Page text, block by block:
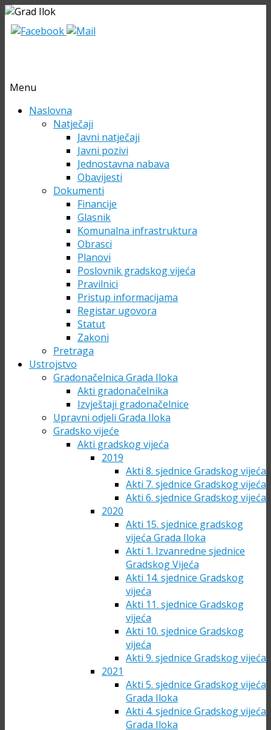
Menu
Skip Naslovna
Natječaji
Javni natječaji
Javni pozivi
Jednostavna nabava
Obavijesti
Dokumenti
Financije
Glasnik
Komunalna infrastruktura
Obrasci
Planovi
Poslovnik gradskog vijeća
Pravilnici
Pristup informacijama
Registar ugovora
Statut
Zakoni
Pretraga
Ustrojstvo
Gradonačelnica Grada Iloka
Akti gradonačelnika
Izvještaji gradonačelnice
Upravni odjeli Grada Iloka
Gradsko vijeće
Akti gradskog vijeća
2019
Akti 8. sjednice Gradskog vijeća
Akti 7. sjednice Gradskog vijeća
Akti 6. sjednice Gradskog vijeća
2020
Akti 15. sjednice gradskog
vijeća Grada Iloka
Akti 1. Izvanredne sjednice
Gradskog Vijeća
Akti 14. sjednice Gradskog
vijeća
Akti 11. sjednice Gradskog
vijeća
Akti 10. sjednice Gradskog
vijeća
Akti 9. sjednice Gradskog vijeća
2021
Akti 5. sjednice Gradskog vijeća
Grada Iloka
Akti 4. sjednice Gradskog vijeća
Grada Iloka